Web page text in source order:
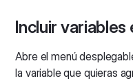
Incluir variables
Abre el menú
la variable que quieras